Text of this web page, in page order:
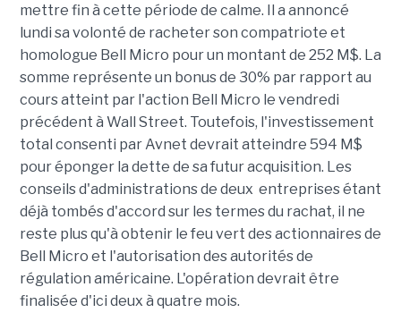
mettre fin à cette période de calme. Il a annoncé
lundi sa volonté de racheter son compatriote et
homologue Bell Micro pour un montant de 252 M$. La
somme représente un bonus de 30% par rapport au
cours atteint par l'action Bell Micro le vendredi
précédent à Wall Street. Toutefois, l'investissement
total consenti par Avnet devrait atteindre 594 M$
pour éponger la dette de sa futur acquisition. Les
conseils d'administrations de deux entreprises étant
déjà tombés d'accord sur les termes du rachat, il ne
reste plus qu'à obtenir le feu vert des actionnaires de
Bell Micro et l'autorisation des autorités de
régulation américaine. L'opération devrait être
finalisée d'ici deux à quatre mois.